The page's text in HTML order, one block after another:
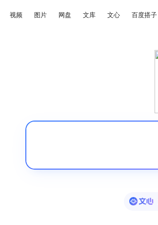
视频 图片 网盘 文库 文心 百度搭子